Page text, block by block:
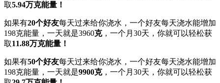
取5.94万克能量！
如果有20个好友每天过来给你浇水，一个好友每天浇水能增加
198克能量，一天就是3960克，一个月30天，你就可以轻松获
取11.88万克能量！
如果有50个好友每天过来给你浇水，一个好友每天浇水能增加
198克能量，一天就是9900克，一个月30天，你就可以轻松获